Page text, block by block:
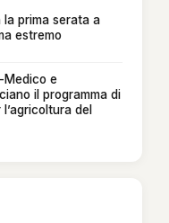
la prima serata a
estremo
Medico e
il programma di
del